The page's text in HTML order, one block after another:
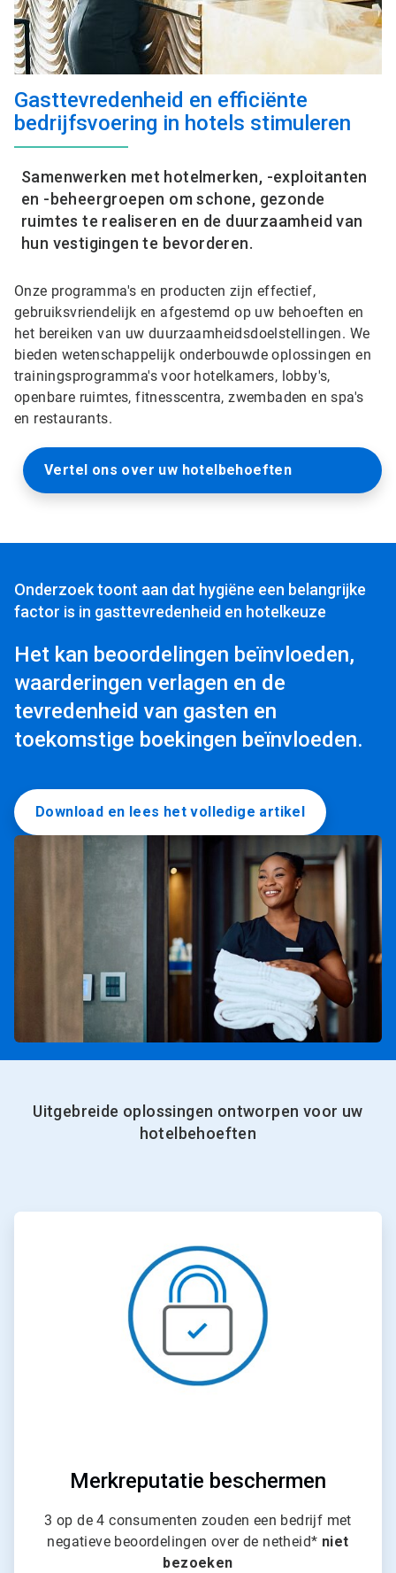
Gasttevredenheid en efficiënte
bedrijfsvoering in hotels stimuleren
Samenwerken met hotelmerken, -exploitanten
en -beheergroepen om schone, gezonde
ruimtes te realiseren en de duurzaamheid van
hun vestigingen te bevorderen.
Onze programma's en producten zijn effectief,
gebruiksvriendelijk en afgestemd op uw behoeften en
het bereiken van uw duurzaamheidsdoelstellingen. We
bieden wetenschappelijk onderbouwde oplossingen en
trainingsprogramma's voor hotelkamers, lobby's,
openbare ruimtes, fitnesscentra, zwembaden en spa's
en restaurants.
Vertel ons over uw hotelbehoeften
Onderzoek toont aan dat hygiëne een belangrijke
factor is in gasttevredenheid en hotelkeuze
Het kan beoordelingen beïnvloeden,
waarderingen verlagen en de
tevredenheid van gasten en
toekomstige boekingen beïnvloeden.
Download en lees het volledige artikel
Uitgebreide oplossingen ontworpen voor uw
hotelbehoeften
ˑ
4
Merkreputatie beschermen
3 op de 4 consumenten zouden een bedrijf met
negatieve beoordelingen over de netheid* niet
bezoeken